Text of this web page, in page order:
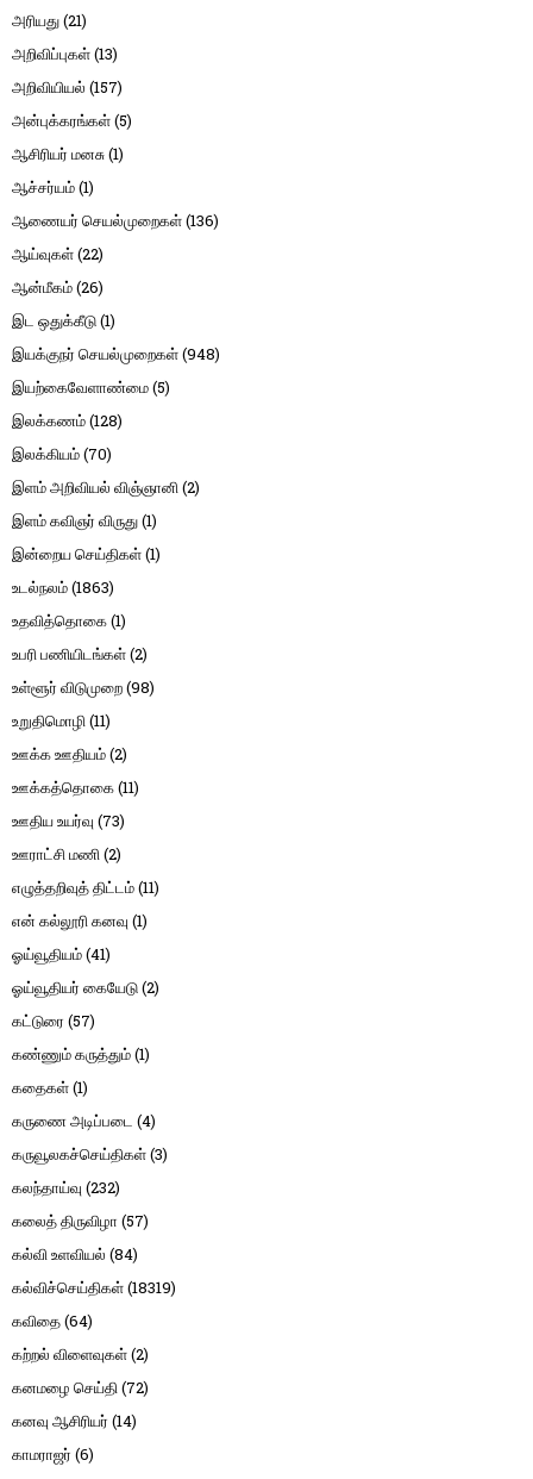
அரியது(21)
அறிவிப்புகள்(13)
அறிவியியல் (157)
அன்புக்கரங்கள்(5)
ஆசிரியர் மனசு(1)
ஆச்சர்யம்(1)
ஆணையர் செயல்முறைகள்(136)
ஆய்வுகள்(22)
ஆன்மீகம்(26)
இட ஒதுக்கீடு(1)
இயக்குநர் செயல்முறைகள்(948)
இயற்கைவேளாண்மை(5)
இலக்கணம்(128)
இலக்கியம்(70)
இளம் அறிவியல் விஞ்ஞானி(2)
இளம் கவிஞர் விருது(1)
இன்றைய செய்திகள்(1)
உடல்நலம்(1863)
உதவித்தொகை(1)
உபரி பணியிடங்கள்(2)
உள்ளூர் விடுமுறை(98)
உறுதிமொழி(11)
ஊக்க ஊதியம்(2)
ஊக்கத்தொகை(11)
ஊதிய உயர்வு (73)
ஊராட்சி மணி(2)
எழுத்தறிவுத் திட்டம்(11)
என் கல்லூரி கனவு (1)
ஓய்வூதியம்(41)
ஓய்வூதியர் கையேடு(2)
கட்டுரை (57)
கண்ணும் கருத்தும்(1)
கதைகள்(1)
கருணை அடிப்படை (4)
கருவூலகச்செய்திகள்(3)
கலந்தாய்வு (232)
கலைத் திருவிழா (57)
கல்வி உளவியல் (84)
கல்விச்செய்திகள்(18319)
கவிதை(64)
கற்றல் விளைவுகள்(2)
கனமழை செய்தி(72)
கனவு ஆசிரியர் (14)
காமராஜர் (6)